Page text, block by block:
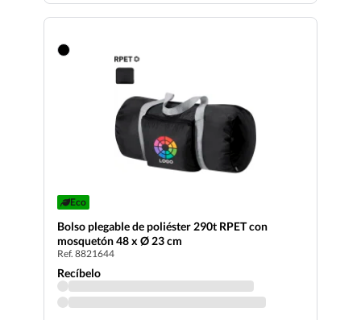
Eco
Bolso plegable de poliéster 290t RPET con
mosquetón 48 x Ø 23 cm
Ref. 8821644
Recíbelo